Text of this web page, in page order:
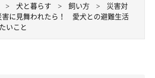
犬と暮らす 飼い方
災害対
害に見舞われたら！ 愛犬との避難生活
いこと